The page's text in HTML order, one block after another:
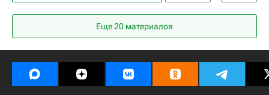
Евгений Гараничев
Анатолий Хованцев
Еще 20 материалов